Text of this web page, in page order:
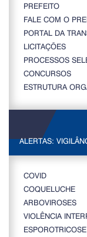
PREFEITO
FALE COM O
PORTAL DA
LICITAÇÕES
PROCESSOS
CONCURSOS
ESTRUTURA
ALERTAS:
COVID
COQUELUCHE
ARBOVIROSES
VIOLÊNCIA